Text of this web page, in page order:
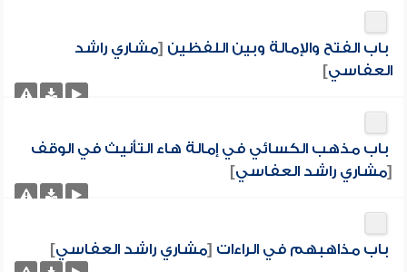
باب الفتح والإمالة وبين اللفظين [مشاري راشد
العفاسي]
باب مذهب الكسائي في إمالة هاء التأنيث في الوقف
[مشاري راشد العفاسي]
باب مذاهبهم في الراءات [مشاري راشد العفاسي]